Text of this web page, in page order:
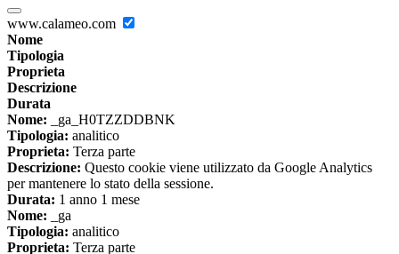
www.calameo.com
Nome
Tipologia
Proprieta
Descrizione
Durata
Nome: _ga_H0TZZDDBNK
Tipologia: analitico
Proprieta: Terza parte
Descrizione: Questo cookie viene utilizzato da Google Analytics
per mantenere lo stato della sessione.
Durata: 1 anno 1 mese
Nome: _ga
Tipologia: analitico
Proprieta: Terza parte